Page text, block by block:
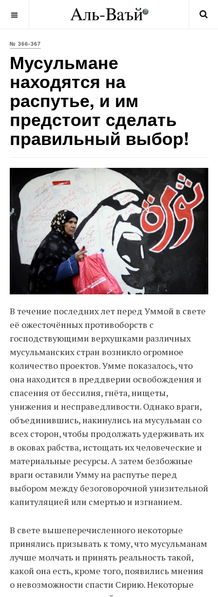
№ 366-367
Мусульмане
находятся на
распутье, и им
предстоит сделать
правильный выбор!
В течение последних лет перед Уммой в свете
её ожесточённых противоборств с
господствующими верхушками различных
мусульманских стран возникло огромное
количество проектов. Умме показалось, что
она находится в преддверии освобождения и
спасения от бессилия, гнёта, нищеты,
унижения и несправедливости. Однако враги,
объединившись, накинулись на мусульман со
всех сторон, чтобы продолжать удерживать их
в оковах рабства, истощать их человеческие и
материальные ресурсы. А затем безбожные
враги оставили Умму на распутье перед
выбором между безоговорочной унизительной
капитуляцией или смертью и изгнанием.
В свете вышеперечисленного некоторые
принялись призывать к тому, что мусульманам
лучше молчать и принять реальность такой,
какой она есть, кроме того, появились мнения
о невозможности спасти Сирию. Некоторые